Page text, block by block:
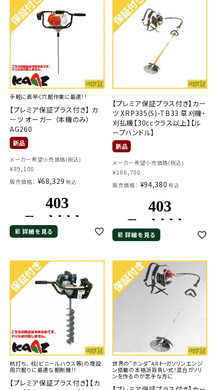
手軽に素早く穴掘作業に最適！！
【プレミア保証プラス付き】 カ
ーツ オーガー （本機のみ）
AG260
メーカー希望小売価格(税込)
¥89,100
販売価格： ¥68,329 税込
詳細を見る
【プレミア保証プラス付き】カー
ツ XRP335(S)-TB33 草刈機・
刈払機【30ccクラス以上】【ル
ープハンドル】
メーカー希望小売価格(税込)
¥106,700
販売価格： ¥94,380 税込
詳細を見る
杭打ち、 柱(ビニールハウス等)の埋設
用穴掘りに最適な掘削機！！
【プレミア保証プラス付き】【カ
世界の”ホンダ”4スト・ガソリンエンジ
ン搭載の本格派背負い式！混合ガソリ
ンを作るのが苦手な方に